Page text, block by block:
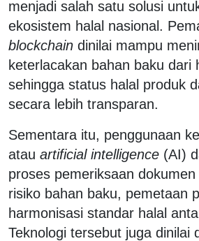
menjadi salah satu solusi
ekosistem halal nasional.
blockchain dinilai mampu
keterlacakan bahan baku dari
sehingga status halal produk
secara lebih transparan.
Sementara itu, penggunaan
atau artificial intelligence (AI)
proses pemeriksaan
risiko bahan baku, pemetaan
harmonisasi standar halal
Teknologi tersebut juga dinilai